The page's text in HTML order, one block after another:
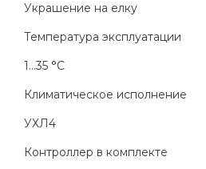
Украшение на елку
Температура эксплуатации
1...35 °C
Климатическое исполнение
УХЛ4
Контроллер в комплекте